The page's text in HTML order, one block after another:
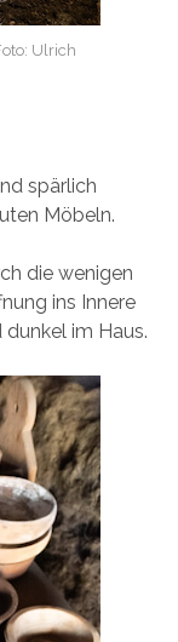
Ulrich
spärlich
Möbeln.
die wenigen
ins Innere
im Haus.